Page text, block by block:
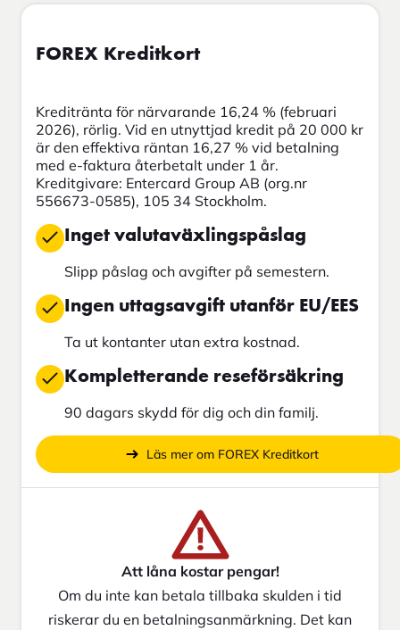
FOREX Kreditkort
Kreditränta för närvarande 16,24 % (februari
2026), rörlig. Vid en utnyttjad kredit på 20 000 kr
är den effektiva räntan 16,27 % vid betalning
med e-faktura återbetalt under 1 år.
Kreditgivare: Entercard Group AB (org.nr
556673-0585), 105 34 Stockholm.
Inget valutaväxlingspåslag
Slipp påslag och avgifter på semestern.
Ingen uttagsavgift utanför EU/EES
Ta ut kontanter utan extra kostnad.
Kompletterande reseförsäkring
90 dagars skydd för dig och din familj.
Läs mer om FOREX Kreditkort
Att låna kostar pengar!
Om du inte kan betala tillbaka skulden i tid
riskerar du en betalningsanmärkning. Det kan